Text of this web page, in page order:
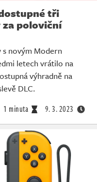
tři
poloviční
novým Modern
letech vrátilo na
výhradně na
DLC.
1 minuta 9. 3. 2023